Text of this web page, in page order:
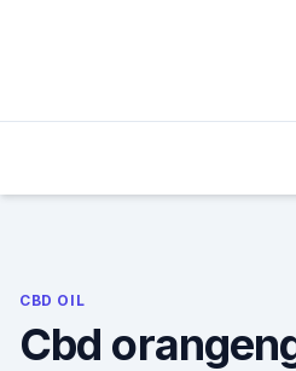
CBD OIL
Cbd